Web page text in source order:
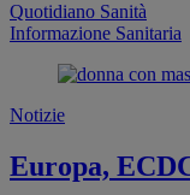
Quotidiano Sanità
Informazione Sanitaria
Notizie
Europa,